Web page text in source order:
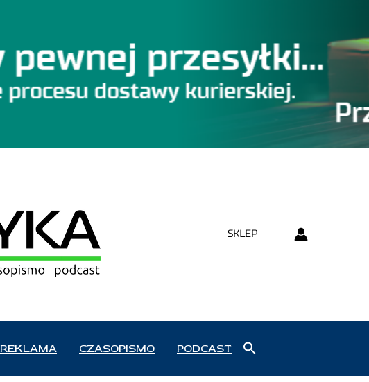
SKLEP
REKLAMA CZASOPISMO PODCAST